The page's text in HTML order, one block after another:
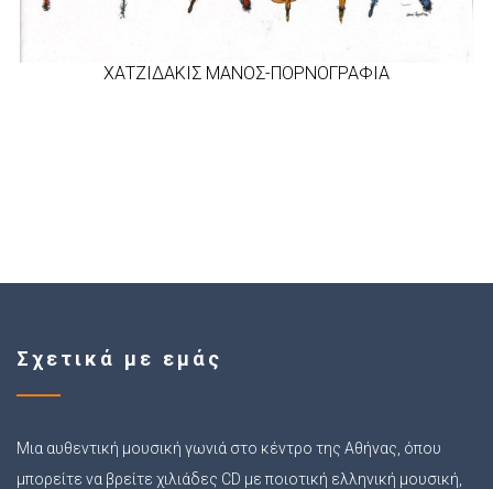
ΧΑΤΖΙΔΑΚΙΣ ΜΑΝΟΣ-ΠΟΡΝΟΓΡΑΦΙΑ
Σχετικά με εμάς
Μια αυθεντική μουσική γωνιά στο κέντρο της Αθήνας, όπου
μπορείτε να βρείτε χιλιάδες CD με ποιοτική ελληνική μουσική,